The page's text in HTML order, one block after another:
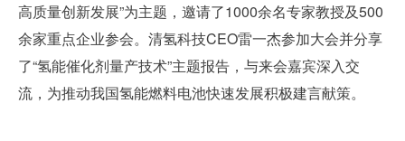
高质量创新发展”为主题，邀请了1000余名专家教授及500
余家重点企业参会。清氢科技CEO雷一杰参加大会并分享
了“氢能催化剂量产技术”主题报告，与来会嘉宾深入交
流，为推动我国氢能燃料电池快速发展积极建言献策。